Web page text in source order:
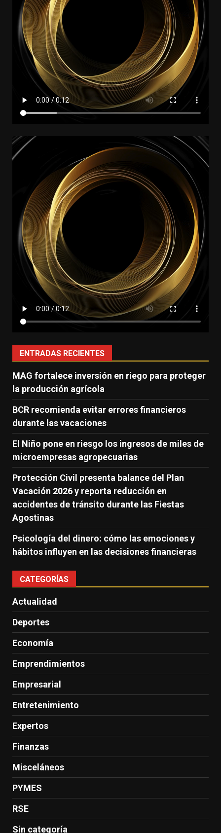
ENTRADAS RECIENTES
MAG fortalece inversión en riego para proteger
la producción agrícola
BCR recomienda evitar errores financieros
durante las vacaciones
El Niño pone en riesgo los ingresos de miles de
microempresas agropecuarias
Protección Civil presenta balance del Plan
Vacación 2026 y reporta reducción en
accidentes de tránsito durante las Fiestas
Agostinas
Psicología del dinero: cómo las emociones y
hábitos influyen en las decisiones financieras
CATEGORÍAS
Actualidad
Deportes
Economía
Emprendimientos
Empresarial
Entretenimiento
Expertos
Finanzas
Misceláneos
PYMES
RSE
Sin categoría